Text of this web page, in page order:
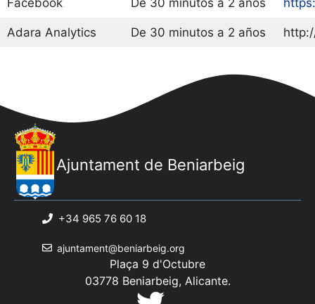
Facebook De 30 minutos a 2 años
Adara Analytics De 30 minutos a 2 años
Ajuntament de Beniarbeig
+34 965 76 60 18
ajuntament@beniarbeig.org
Plaça 9 d'Octubre
03778 Beniarbeig, Alicante.